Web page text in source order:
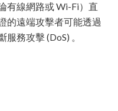
有線網路或 Wi-Fi）直
的遠端攻擊者可能透過
務攻擊 (DoS) 。